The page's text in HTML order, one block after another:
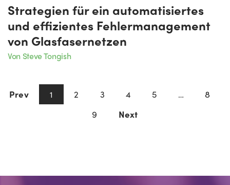
Strategien für ein automatisiertes
und effizientes Fehlermanagement
von Glasfasernetzen
Von Steve Tongish
Prev 1 2 3 4 5 …
8
9
Next